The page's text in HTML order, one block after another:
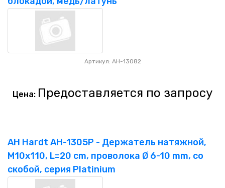
Артикул: AH-13082
Цена: Предоставляется по запросу
AH Hardt AH-1305P - Держатель натяжной,
M10x110, L=20 cm, проволока Ø 6-10 mm, со
скобой, серия Platinium